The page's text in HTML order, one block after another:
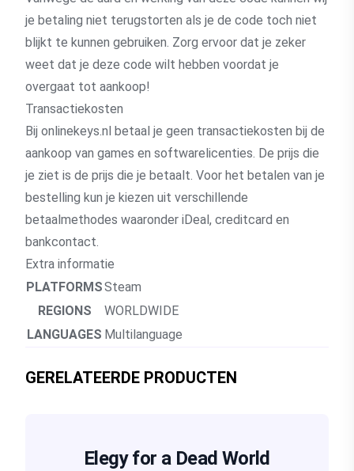
je betaling niet terugstorten als je de code toch niet
blijkt te kunnen gebruiken. Zorg ervoor dat je zeker
weet dat je deze code wilt hebben voordat je
overgaat tot aankoop!
Transactiekosten
Bij onlinekeys.nl betaal je geen transactiekosten bij de
aankoop van games en softwarelicenties. De prijs die
je ziet is de prijs die je betaalt. Voor het betalen van je
bestelling kun je kiezen uit verschillende
betaalmethodes waaronder iDeal, creditcard en
bankcontact.
Extra informatie
PLATFORMSSteam
REGIONS
WORLDWIDE
LANGUAGES Multilanguage
GERELATEERDE PRODUCTEN
Elegy for a Dead World